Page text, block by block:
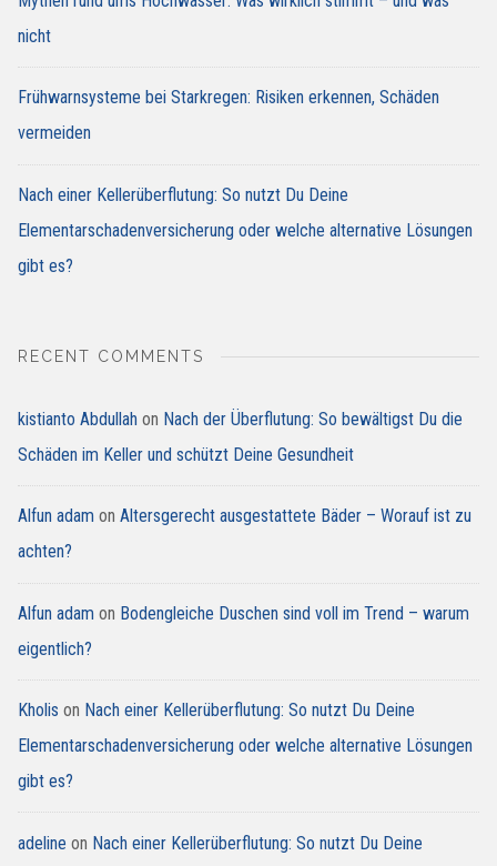
nicht
Frühwarnsysteme bei Starkregen: Risiken erkennen, Schäden
vermeiden
Nach einer Kellerüberflutung: So nutzt Du Deine
Elementarschadenversicherung oder welche alternative Lösungen
gibt es?
RECENT COMMENTS
kistianto Abdullah on Nach der Überflutung: So bewältigst Du die
Schäden im Keller und schützt Deine Gesundheit
Alfun adam on Altersgerecht ausgestattete Bäder – Worauf ist zu
achten?
Alfun adam on Bodengleiche Duschen sind voll im Trend – warum
eigentlich?
Kholis on Nach einer Kellerüberflutung: So nutzt Du Deine
Elementarschadenversicherung oder welche alternative Lösungen
gibt es?
adeline on Nach einer Kellerüberflutung: So nutzt Du Deine